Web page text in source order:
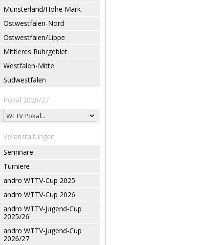
Münsterland/Hohe Mark
Ostwestfalen-Nord
Ostwestfalen/Lippe
Mittleres Ruhrgebiet
Westfalen-Mitte
Südwestfalen
Pokal 2026/27
Veranstaltungen
Seminare
Turniere
andro WTTV-Cup 2025
andro WTTV-Cup 2026
andro WTTV-Jugend-Cup
2025/26
andro WTTV-Jugend-Cup
2026/27